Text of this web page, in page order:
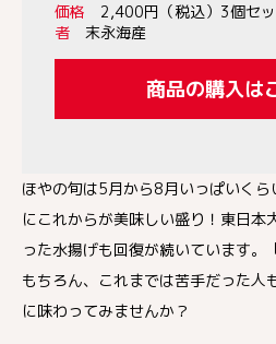
価格 2,400円（税込）3個セ
者 末永海産
商品の購入は
ほやの旬は5月から8月いっぱいく
にこれからが美味しい盛り！東日本
った水揚げも回復が続いています。
もちろん、これまでは苦手だった人
に味わってみませんか？